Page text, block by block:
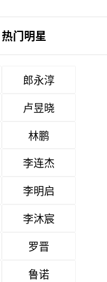
热门明星
郎永淳
卢昱晓
林鹏
李连杰
李明启
李沐宸
罗晋
鲁诺